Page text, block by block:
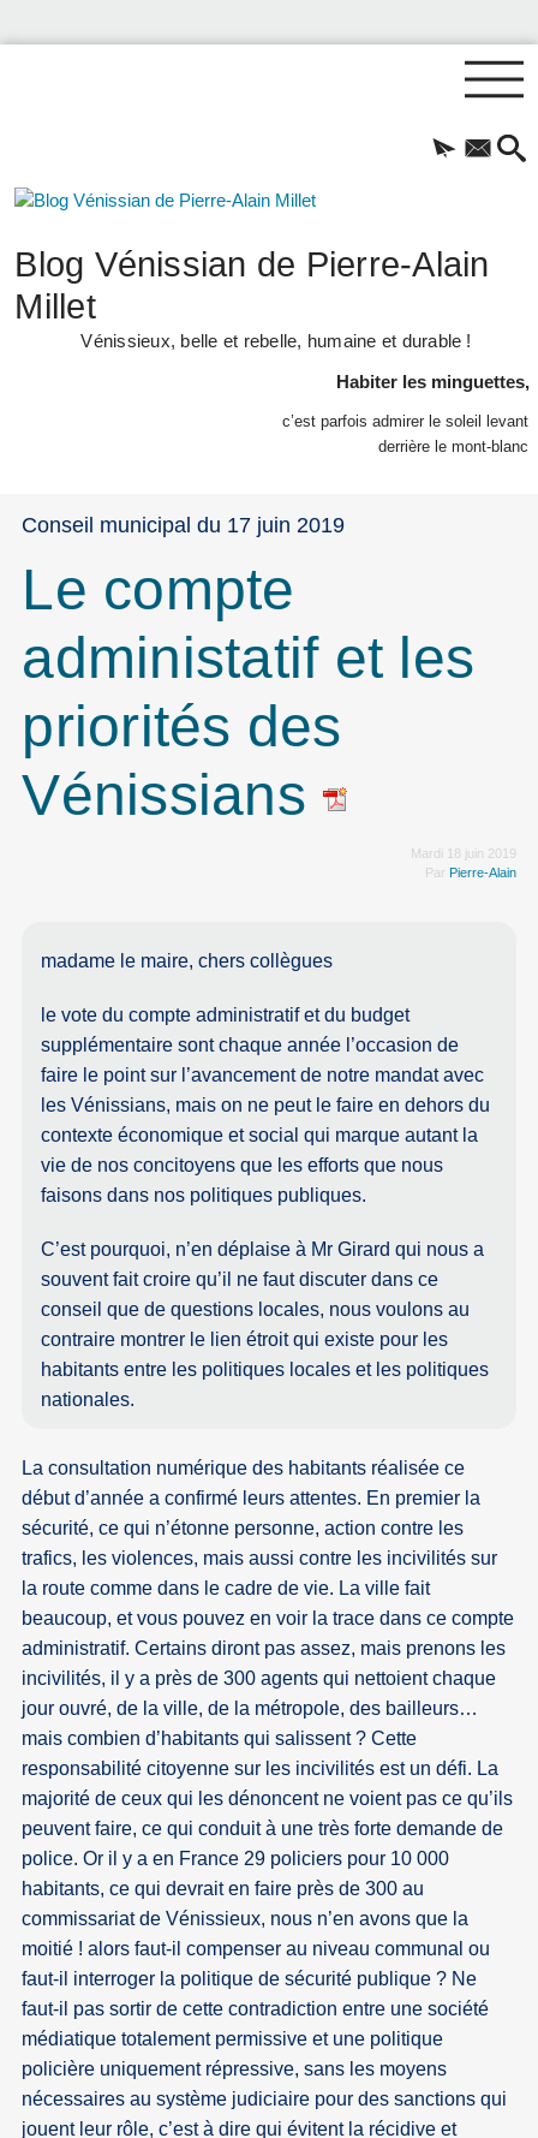
Blog Vénissian de Pierre-Alain
Millet
Vénissieux, belle et rebelle, humaine et durable !
Habiter les minguettes,
c’est parfois admirer le soleil levant
derrière le mont-blanc
Conseil municipal du 17 juin 2019
Le compte
administatif et les
priorités des
Vénissians
Mardi 18 juin 2019
Par Pierre-Alain
madame le maire, chers collègues
le vote du compte administratif et du budget
supplémentaire sont chaque année l’occasion de
faire le point sur l’avancement de notre mandat avec
les Vénissians, mais on ne peut le faire en dehors du
contexte économique et social qui marque autant la
vie de nos concitoyens que les efforts que nous
faisons dans nos politiques publiques.
C’est pourquoi, n’en déplaise à Mr Girard qui nous a
souvent fait croire qu’il ne faut discuter dans ce
conseil que de questions locales, nous voulons au
contraire montrer le lien étroit qui existe pour les
habitants entre les politiques locales et les politiques
nationales.
La consultation numérique des habitants réalisée ce
début d’année a confirmé leurs attentes. En premier la
sécurité, ce qui n’étonne personne, action contre les
trafics, les violences, mais aussi contre les incivilités sur
la route comme dans le cadre de vie. La ville fait
beaucoup, et vous pouvez en voir la trace dans ce compte
administratif. Certains diront pas assez, mais prenons les
incivilités, il y a près de 300 agents qui nettoient chaque
jour ouvré, de la ville, de la métropole, des bailleurs…
mais combien d’habitants qui salissent ? Cette
responsabilité citoyenne sur les incivilités est un défi. La
majorité de ceux qui les dénoncent ne voient pas ce qu’ils
peuvent faire, ce qui conduit à une très forte demande de
police. Or il y a en France 29 policiers pour 10 000
habitants, ce qui devrait en faire près de 300 au
commissariat de Vénissieux, nous n’en avons que la
moitié ! alors faut-il compenser au niveau communal ou
faut-il interroger la politique de sécurité publique ? Ne
faut-il pas sortir de cette contradiction entre une société
médiatique totalement permissive et une politique
policière uniquement répressive, sans les moyens
nécessaires au système judiciaire pour des sanctions qui
jouent leur rôle, c’est à dire qui évitent la récidive et